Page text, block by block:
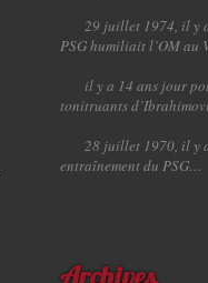
29 juillet 1974, il y
PSG humiliait l’OM au
il y a 14 ans jour
tonitruants
28 juillet 1970, il y
entraînement du PSG…